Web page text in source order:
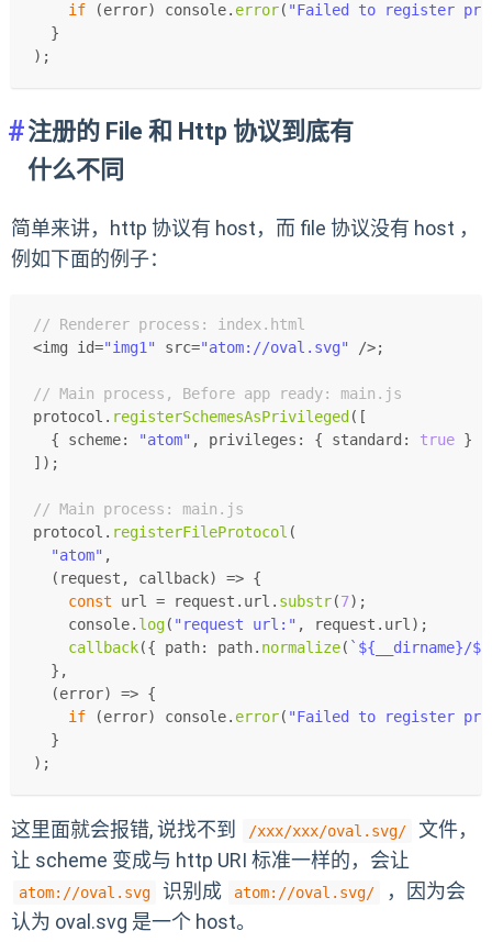
if (error) console. error( "Failed to register
  }
);
注册的 File 和 Http 协议到底有
什么不同
简单来讲，http 协议有 host，而 file 协议没有 host ，
例如下面的例子：
// Renderer process: index.html
<img id="img1" src="atom://oval.svg" />;
// Main process, Before app ready: main.js
protocol. registerSchemesAsPrivileged ([
  {
scheme: "atom" , privileges : { standard : true }
]);
// Main process: main.js
protocol. registerFileProtocol (
"atom" ,
( request, callback) => {
const url = request. url . substr(7);
console. log( "request url:" , request. url );
callback({ path: path. normalize( ` ${__dirname}/
  },
(error) => {
if (error) console. error( "Failed to register
  }
);
这里面就会报错, 说找不到 /xxx/xxx/oval.svg/
文件，
让 scheme 变成与 http URI 标准一样的，会让
atom://oval.svg 识别成 atom://oval.svg/
，因为会
认为 oval.svg 是一个 host。